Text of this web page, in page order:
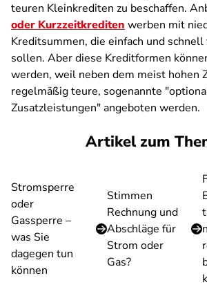
teuren Kleinkrediten zu beschaffen.
oder Kurzzeitkrediten werben mit
Kreditsummen, die einfach und
sollen. Aber diese Kreditformen
werden, weil neben dem meist hohen
regelmäßig teure, sogenannte
Zusatzleistungen" angeboten werden.
Artikel zum
Stromsperre
oder
Gassperre –
was Sie
dagegen tun
können
Stimmen
Rechnung und
Abschläge für
Strom oder
Gas?